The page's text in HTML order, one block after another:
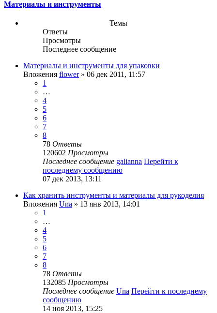
Материалы и инструменты
Темы
Ответы
Просмотры
Последнее сообщение
Материалы и инструменты для упаковки
Вложения flower» 06 дек 2011, 11:57
1
…
4
5
6
7
8
78 Ответы
120602 Просмотры
Последнее сообщение galianna Перейти к
последнему сообщению
07 дек 2013, 13:11
Как хранить инструменты и материалы для рукоделия
Вложения Una » 13 янв 2013, 14:01
1
…
4
5
6
7
8
78 Ответы
132085 Просмотры
Последнее сообщение Una Перейти к последнему
сообщению
14 ноя 2013, 15:25